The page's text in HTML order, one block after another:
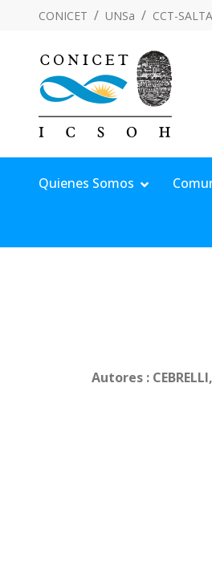
CONICET UNSa CCT-
Quienes Somos
Autores :